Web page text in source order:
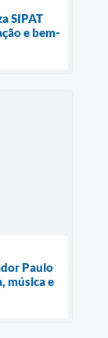
SIPAT
e bem-
Paulo
música e